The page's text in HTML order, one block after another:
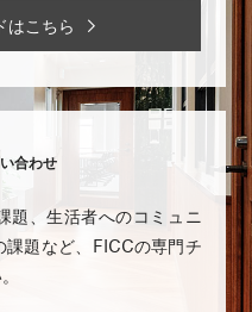
はこちら
合わせ
題、生活者へのコミュニ
課題など、FICCの専門チ